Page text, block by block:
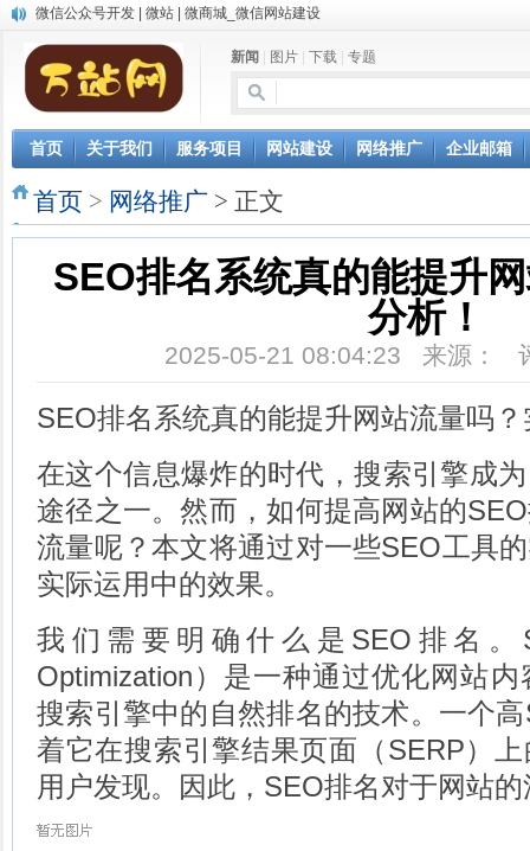
微信公众号开发 | 微站 | 微商城_微信网站建设
网站自动发布文章，AI写作软件让网站推广更轻松
微信小程序开发
新闻 图片 下载 专题
首页 关于我们 服务项目 网站建设 网络推广 企业邮箱
首页 > 网络推广 > 正文
SEO排名系统真的能提升
分析！
2025-05-21 08:04:23 来源：
SEO排名系统真的能提升网站流量吗
在这个信息爆炸的时代，搜索引擎成
途径之一。然而，如何提高网站的
流量呢？本文将通过对一些SEO工具
实际运用中的效果。
我们需要明确什么是SEO排名。
Optimization）是一种通过优化网站
搜索引擎中的自然排名的技术。一个
着它在搜索引擎结果页面（SERP）
用户发现。因此，SEO排名对于网站